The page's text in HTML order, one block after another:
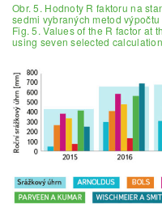
Obr. 5. Hodnoty R faktoru na
sedmi vybraných metod výpočtu
Fig. 5. Values of the R factor at
using seven selected